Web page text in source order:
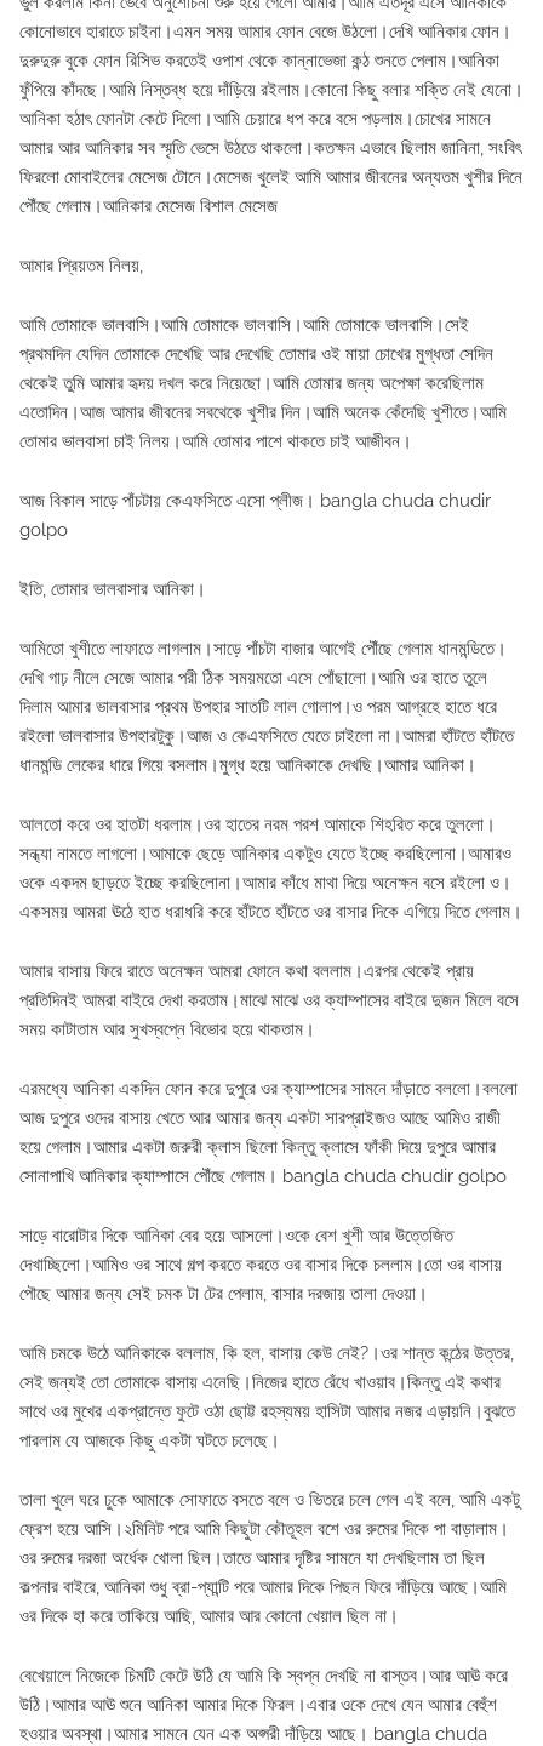
কোনোভাবে হারাতে চাইনা।এমন সময় আমার ফোন বেজে উঠলো।দেখি আনিকার ফোন।
দুরুদুরু বুকে ফোন রিসিভ করতেই ওপাশ থেকে কান্নাভেজা কন্ঠ শুনতে পেলাম।আনিকা
ফুঁপিয়ে কাঁদছে।আমি নিস্তব্ধ হয়ে দাঁড়িয়ে রইলাম।কোনো কিছু বলার শক্তি নেই যেনো।
আনিকা হঠাৎ ফোনটা কেটে দিলো।আমি চেয়ারে ধপ করে বসে পড়লাম।চোখের সামনে
আমার আর আনিকার সব স্মৃতি ভেসে উঠতে থাকলো।কতক্ষন এভাবে ছিলাম জানিনা, সংবিৎ
ফিরলো মোবাইলের মেসেজ টোনে।মেসেজ খুলেই আমি আমার জীবনের অন্যতম খুশীর দিনে
পৌঁছে গেলাম।আনিকার মেসেজ বিশাল মেসেজ
আমার প্রিয়তম নিলয়,
আমি তোমাকে ভালবাসি।আমি তোমাকে ভালবাসি।আমি তোমাকে ভালবাসি।সেই
প্রথমদিন যেদিন তোমাকে দেখেছি আর দেখেছি তোমার ওই মায়া চোখের মুগ্ধতা সেদিন
থেকেই তুমি আমার হৃদয় দখল করে নিয়েছো।আমি তোমার জন্য অপেক্ষা করেছিলাম
এতোদিন।আজ আমার জীবনের সবথেকে খুশীর দিন।আমি অনেক কেঁদেছি খুশীতে।আমি
তোমার ভালবাসা চাই নিলয়।আমি তোমার পাশে থাকতে চাই আজীবন।
আজ বিকাল সাড়ে পাঁচটায় কেএফসিতে এসো প্লীজ। bangla chuda chudir
golpo
ইতি, তোমার ভালবাসার আনিকা।
আমিতো খুশীতে লাফাতে লাগলাম।সাড়ে পাঁচটা বাজার আগেই পৌঁছে গেলাম ধানমন্ডিতে।
দেখি গাঢ় নীলে সেজে আমার পরী ঠিক সময়মতো এসে পোঁছালো।আমি ওর হাতে তুলে
দিলাম আমার ভালবাসার প্রথম উপহার সাতটি লাল গোলাপ।ও পরম আগ্রহে হাতে ধরে
রইলো ভালবাসার উপহারটুকু।আজ ও কেএফসিতে যেতে চাইলো না।আমরা হাঁটতে হাঁটতে
ধানমন্ডি লেকের ধারে গিয়ে বসলাম।মুগ্ধ হয়ে আনিকাকে দেখছি।আমার আনিকা।
আলতো করে ওর হাতটা ধরলাম।ওর হাতের নরম পরশ আমাকে শিহরিত করে তুললো।
সন্ধ্যা নামতে লাগলো।আমাকে ছেড়ে আনিকার একটুও যেতে ইচ্ছে করছিলোনা।আমারও
ওকে একদম ছাড়তে ইচ্ছে করছিলোনা।আমার কাঁধে মাথা দিয়ে অনেক্ষন বসে রইলো ও।
একসময় আমরা ঊঠে হাত ধরাধরি করে হাঁটতে হাঁটতে ওর বাসার দিকে এগিয়ে দিতে গেলাম।
আমার বাসায় ফিরে রাতে অনেক্ষন আমরা ফোনে কথা বললাম।এরপর থেকেই প্রায়
প্রতিদিনই আমরা বাইরে দেখা করতাম।মাঝে মাঝে ওর ক্যাম্পাসের বাইরে দুজন মিলে বসে
সময় কাটাতাম আর সুখস্বপ্নে বিভোর হয়ে থাকতাম।
এরমধ্যে আনিকা একদিন ফোন করে দুপুরে ওর ক্যাম্পাসের সামনে দাঁড়াতে বললো।বললো
আজ দুপুরে ওদের বাসায় খেতে আর আমার জন্য একটা সারপ্রাইজও আছে আমিও রাজী
হয়ে গেলাম।আমার একটা জরুরী ক্লাস ছিলো কিন্তু ক্লাসে ফাঁকী দিয়ে দুপুরে আমার
সোনাপাখি আনিকার ক্যাম্পাসে পৌঁছে গেলাম। bangla chuda chudir golpo
সাড়ে বারোটার দিকে আনিকা বের হয়ে আসলো।ওকে বেশ খুশী আর উত্তেজিত
দেখাচ্ছিলো।আমিও ওর সাথে গল্প করতে করতে ওর বাসার দিকে চললাম।তো ওর বাসায়
পৌছে আমার জন্য সেই চমক টা টের পেলাম, বাসার দরজায় তালা দেওয়া।
আমি চমকে উঠে আনিকাকে বললাম, কি হল, বাসায় কেউ নেই?।ওর শান্ত কন্ঠের উত্তর,
সেই জন্যই তো তোমাকে বাসায় এনেছি।নিজের হাতে রেঁধে খাওয়াব।কিন্তু এই কথার
সাথে ওর মুখের একপ্রান্তে ফুটে ওঠা ছোট্ট রহস্যময় হাসিটা আমার নজর এড়ায়নি।বুঝতে
পারলাম যে আজকে কিছু একটা ঘটতে চলেছে।
তালা খুলে ঘরে ঢুকে আমাকে সোফাতে বসতে বলে ও ভিতরে চলে গেল এই বলে, আমি একটু
ফ্রেশ হয়ে আসি।২মিনিট পরে আমি কিছুটা কৌতূহল বশে ওর রুমের দিকে পা বাড়ালাম।
ওর রুমের দরজা অর্ধেক খোলা ছিল।তাতে আমার দৃষ্টির সামনে যা দেখছিলাম তা ছিল
কল্পনার বাইরে, আনিকা শুধু ব্রা-প্যান্টি পরে আমার দিকে পিছন ফিরে দাঁড়িয়ে আছে।আমি
ওর দিকে হা করে তাকিয়ে আছি, আমার আর কোনো খেয়াল ছিল না।
বেখেয়ালে নিজেকে চিমটি কেটে উঠি যে আমি কি স্বপ্ন দেখছি না বাস্তব।আর আঊ করে
উঠি।আমার আঊ শুনে আনিকা আমার দিকে ফিরল।এবার ওকে দেখে যেন আমার বেহুঁশ
হওয়ার অবস্থা।আমার সামনে যেন এক অপ্সরী দাঁড়িয়ে আছে। bangla chuda